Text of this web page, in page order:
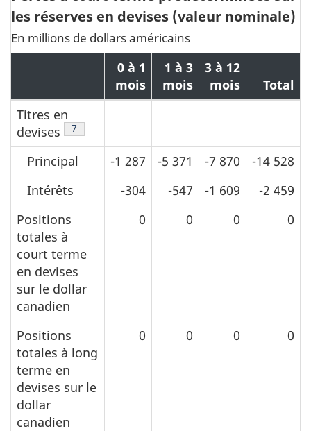
les réserves en devises (valeur nominale)
En millions de dollars américains
0 à 1
mois
1 à 3
mois
3 à 12
mois
Total
Titres en
devises
Note de bas de page
7
Principal -1 287 -5 371 -7 870
-14 528
Intérêts
-304 -547 -1 609
-2 459
Positions
totales à
court terme
en devises
sur le dollar
canadien
0 0 0 0
Positions
totales à long
terme en
devises sur le
dollar
canadien
0 0 0 0